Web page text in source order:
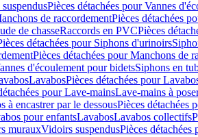
Pièces détachées pour Vannes
de raccordementPièces détachées
de chasseRaccords en PVCPièces
détachées pour Siphons d'urinoirs
Pièces détachées pour Manchons de
d'écoulement pour bidetsSiphons en
LavabosPièces détachées pour
pour Lave-mainsLave-mains à
à encastrer par le dessousPièces détachées
pour enfantsLavabosLavabos collectifs
murauxVidoirs suspendusPièces